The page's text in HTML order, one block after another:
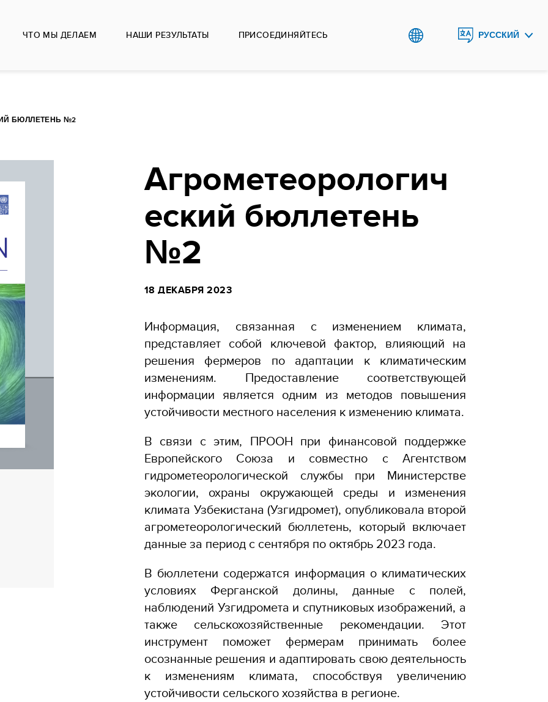
ЧТО МЫ ДЕЛАЕМ НАШИ РЕЗУЛЬТАТЫ ПРИСОЕДИНЯЙТЕСЬ РУССКИЙ
БЮЛЛЕТЕНЬ №2
Агрометеорологич
еский бюллетень
№2
18 ДЕКАБРЯ 2023
Информация, связанная с изменением климата,
представляет собой ключевой фактор, влияющий на
решения фермеров по адаптации к климатическим
изменениям. Предоставление соответствующей
информации является одним из методов повышения
устойчивости местного населения к изменению климата.
В связи с этим, ПРООН при финансовой поддержке
Европейского Союза и совместно с Агентством
гидрометеорологической службы при Министерстве
экологии, охраны окружающей среды и изменения
климата Узбекистана (Узгидромет), опубликовала второй
агрометеорологический бюллетень, который включает
данные за период с сентября по октябрь 2023 года.
В бюллетени содержатся информация о климатических
условиях Ферганской долины, данные с полей,
наблюдений Узгидромета и спутниковых изображений, а
также сельскохозяйственные рекомендации. Этот
инструмент поможет фермерам принимать более
осознанные решения и адаптировать свою деятельность
к изменениям климата, способствуя увеличению
устойчивости сельского хозяйства в регионе.